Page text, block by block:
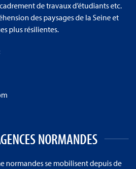
de travaux d’étudiants etc.
des paysages de la Seine et
plus résilientes.
NORMANDES
normandes se mobilisent depuis de